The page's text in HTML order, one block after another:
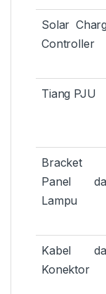
Solar
Controller
Tiang PJU
Bracket
Panel
Lampu
Kabel
Konektor